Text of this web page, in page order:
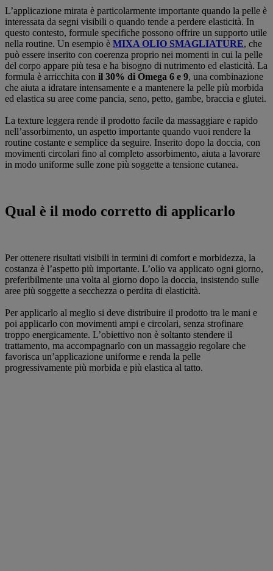
L’applicazione mirata è particolarmente importante quando la pelle è
interessata da segni visibili o quando tende a perdere elasticità. In
questo contesto, formule specifiche possono offrire un supporto utile
nella routine. Un esempio è MIXA OLIO SMAGLIATURE, che
può essere inserito con coerenza proprio nei momenti in cui la pelle
del corpo appare più tesa e ha bisogno di nutrimento ed elasticità. La
formula è arricchita con il 30% di Omega 6 e 9, una combinazione
che aiuta a idratare intensamente e a mantenere la pelle più morbida
ed elastica su aree come pancia, seno, petto, gambe, braccia e glutei.
La texture leggera rende il prodotto facile da massaggiare e rapido
nell’assorbimento, un aspetto importante quando vuoi rendere la
routine costante e semplice da seguire. Inserito dopo la doccia, con
movimenti circolari fino al completo assorbimento, aiuta a lavorare
in modo uniforme sulle zone più soggette a tensione cutanea.
Qual è il modo corretto di applicarlo
Per ottenere risultati visibili in termini di comfort e morbidezza, la
costanza è l’aspetto più importante. L’olio va applicato ogni giorno,
preferibilmente una volta al giorno dopo la doccia, insistendo sulle
aree più soggette a secchezza o perdita di elasticità.
Per applicarlo al meglio si deve distribuire il prodotto tra le mani e
poi applicarlo con movimenti ampi e circolari, senza strofinare
troppo energicamente. L’obiettivo non è soltanto stendere il
trattamento, ma accompagnarlo con un massaggio regolare che
favorisca un’applicazione uniforme e renda la pelle
progressivamente più morbida e più elastica al tatto.